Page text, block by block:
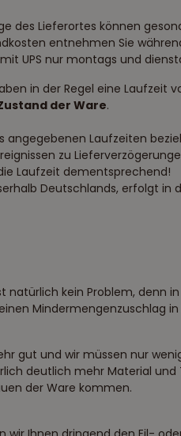
des Lieferortes können
entnehmen Sie
UPS nur montags und
in der Regel eine Laufzeit
der Ware.
angegebenen Laufzeiten
zu
Laufzeit dementsprechend!
Deutschlands, erfolgt in
kein Problem, denn
Mindermengenzuschlag
gut und wir müssen nur
deutlich mehr Material
der Ware kommen.